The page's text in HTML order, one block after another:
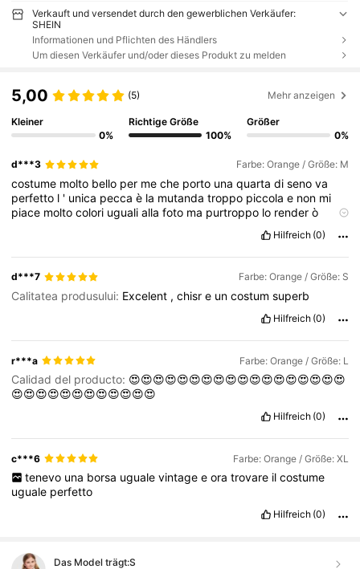
Verkauft und versendet durch den gewerblichen Verkäufer:
SHEIN
Informationen und Pflichten des Händlers
Um diesen Verkäufer und/oder dieses Produkt zu melden
5,00 (5) Mehr anzeigen
Kleiner
0%
Richtige Größe
100%
Größer
0%
d***3 Farbe: Orange / Größe: M
costume molto bello per meche porto unaquartadisenova
perfetto l ' unica peccaè la mutandatroppo piccolae non mi
piace moltocolori ugualiallafoto ma purtroppo lo renderò
Hilfreich (0)
d***7 Farbe: Orange / Größe: S
Calitatea produsului: Excelent ,chisre uncostumsuperb
Hilfreich (0)
r***a Farbe: Orange / Größe: L
Calidad del producto: 😍😍😍😍😍😍😍😍😍😍😍😍😍😍😍😍😍😍
😍😍😍😍😍😍😍😍😍😍😍😍
Hilfreich (0)
c***6 Farbe: Orange / Größe: XL
tenevo una borsa uguale vintage e ora trovare il costume
uguale perfetto
Hilfreich (0)
Das Model trägt:S